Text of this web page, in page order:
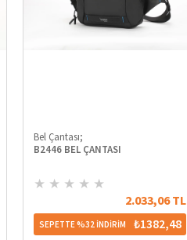
Bel Çantası;
B2446 BEL ÇANTASI
★ ★ ★ ★ ★
2.033,06 TL
SEPETTE %32 İNDİRİM ₺1382,48